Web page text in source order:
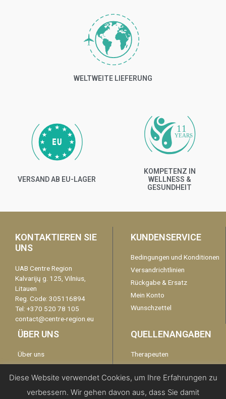
WELTWEITE LIEFERUNG
VERSAND AB EU-LAGER
11
YEARS
KOMPETENZ IN
WELLNESS &
GESUNDHEIT
KONTAKTIEREN SIE
UNS
UAB Centre Region
Kalvarijų g. 125, Vilnius,
Litauen
Reg. Code: 305116894
Tel: +370 520 78 105
contact@centre-region.eu
KUNDENSERVICE
Bedingungen und Konditionen
Versandrichtlinien
Rückgabe & Ersatz
Mein Konto
Wunschzettel
ÜBER UNS
Über uns
Garantie
Disclaimer
Datenschutzerklärung
QUELLENANGABEN
Therapeuten
kontaktieren Sie uns
Diese Website verwendet Cookies, um Ihre Erfahrungen zu
verbessern. Wir gehen davon aus, dass Sie damit